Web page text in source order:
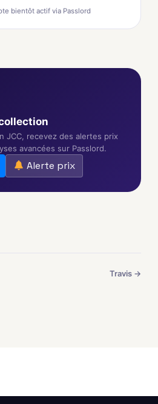
bientôt actif via Passlord
JCC, recevez des alertes prix
avancées sur Passlord.
Alerte prix
Travis →